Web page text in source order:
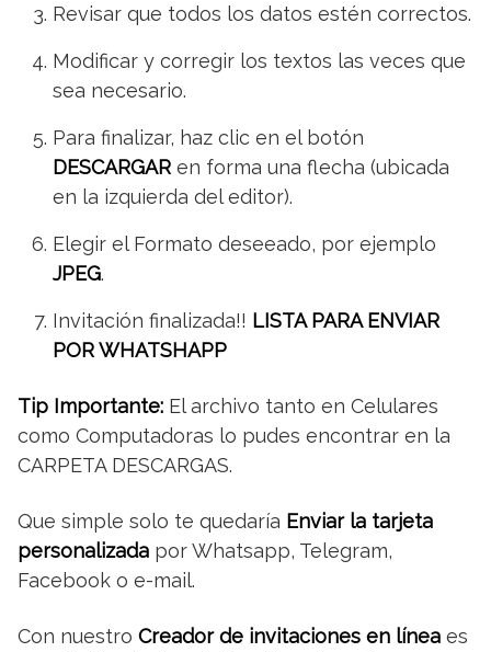
Revisar que todos los datos estén correctos.
Modificar y corregir los textos las veces que
sea necesario.
Para finalizar, haz clic en el botón
DESCARGAR en forma una flecha (ubicada
en la izquierda del editor).
Elegir el Formato deseeado, por ejemplo
JPEG.
Invitación finalizada!! LISTA PARA ENVIAR
POR WHATSHAPP
Tip Importante: El archivo tanto en Celulares
como Computadoras lo pudes encontrar en la
CARPETA DESCARGAS.
Que simple solo te quedaría Enviar la tarjeta
personalizada por Whatsapp, Telegram,
Facebook o e-mail.
Con nuestro Creador de invitaciones en línea es